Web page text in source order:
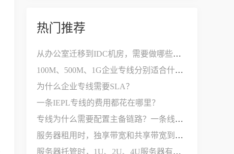
热门推荐
从办公室迁移到IDC机房，需要做哪些网络改造？
100M、500M、1G企业专线分别适合什么公司？
为什么企业专线需要SLA？
一条IEPL专线的费用都花在哪里？
专线为什么需要配置主备链路？一条线路不够用吗？
服务器租用时，独享带宽和共享带宽到底有什么区别？
服务器托管时，1U、2U、4U服务器有什么区别？